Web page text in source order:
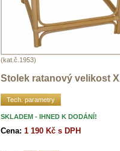
(kat.č.1953)
Stolek ratanový velikost
Tech. parametry
SKLADEM - IHNED K DODÁNÍ!
Cena: 1 190 Kč s DPH